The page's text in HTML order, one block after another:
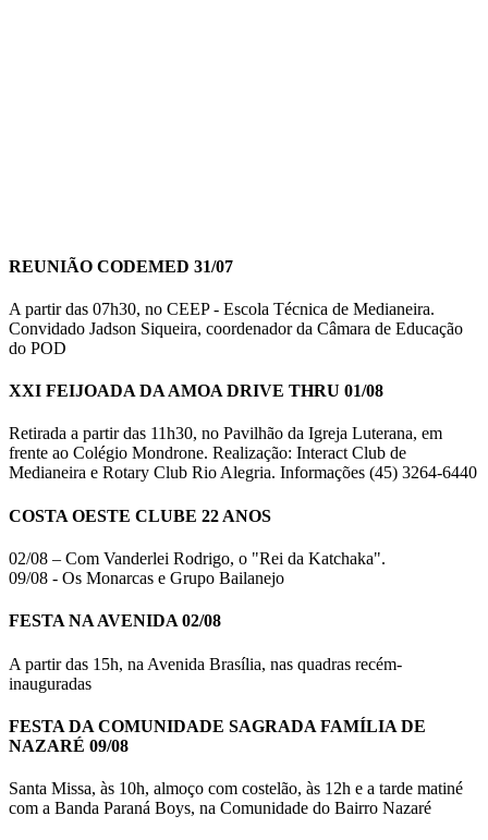
REUNIÃO CODEMED 31/07
A partir das 07h30, no CEEP - Escola Técnica de Medianeira.
Convidado Jadson Siqueira, coordenador da Câmara de Educação
do POD
XXI FEIJOADA DA AMOA DRIVE THRU 01/08
Retirada a partir das 11h30, no Pavilhão da Igreja Luterana, em
frente ao Colégio Mondrone. Realização: Interact Club de
Medianeira e Rotary Club Rio Alegria. Informações (45) 3264-6440
COSTA OESTE CLUBE 22 ANOS
02/08 – Com Vanderlei Rodrigo, o "Rei da Katchaka".
09/08 - Os Monarcas e Grupo Bailanejo
FESTA NA AVENIDA 02/08
A partir das 15h, na Avenida Brasília, nas quadras recém-
inauguradas
FESTA DA COMUNIDADE SAGRADA FAMÍLIA DE
NAZARÉ 09/08
Santa Missa, às 10h, almoço com costelão, às 12h e a tarde matiné
com a Banda Paraná Boys, na Comunidade do Bairro Nazaré